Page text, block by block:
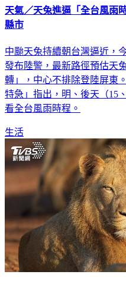
天氣／天兔進逼「全台風
縣市
中颱天兔持續朝台灣逼近，
發布陸警，最新路徑預估天
轉」，中心不排除登陸屏東
特急」指出，明、後天（15
看全台風雨時程。
生活